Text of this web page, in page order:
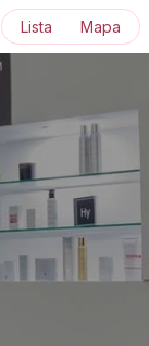
Lista Mapa